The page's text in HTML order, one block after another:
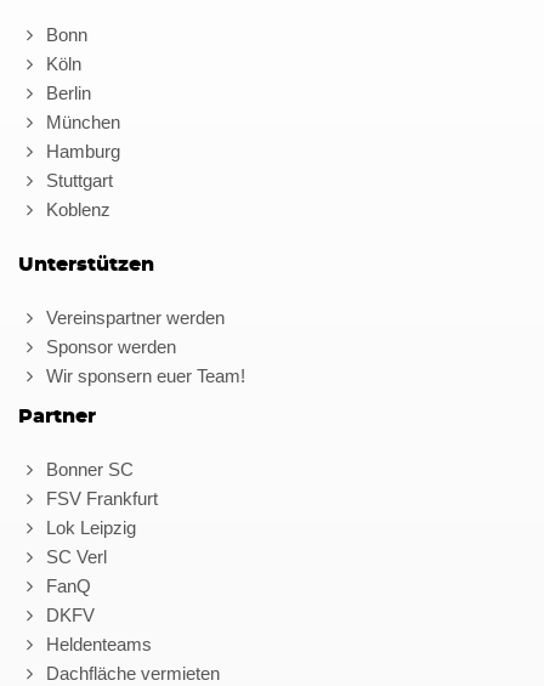
Bonn
Köln
Berlin
München
Hamburg
Stuttgart
Koblenz
Unterstützen
Vereinspartner werden
Sponsor werden
Wir sponsern euer Team!
Partner
Bonner SC
FSV Frankfurt
Lok Leipzig
SC Verl
FanQ
DKFV
Heldenteams
Dachfläche vermieten